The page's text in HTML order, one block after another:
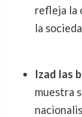
refleja la
la
Izad las
muestra